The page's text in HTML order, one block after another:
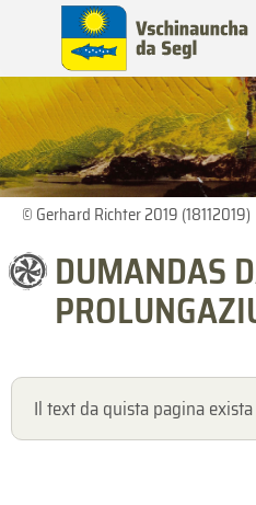
© Gerhard Richter 2019 (18112019)
DUMANDAS
Il text da quista pagina